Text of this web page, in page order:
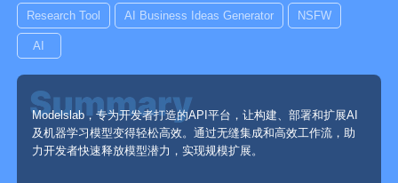
Research Tool AI Business Ideas Generator NSFW
AI
Modelslab，专为开发者打造的API平台，让构建、部署和扩展AI
及机器学习模型变得轻松高效。通过无缝集成和高效工作流，助
力开发者快速释放模型潜力，实现规模扩展。